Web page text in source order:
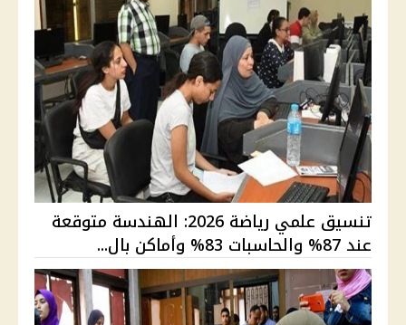
تنسيق علمي رياضة 2026: الهندسة متوقعة
عند 87% والحاسبات 83% وأماكن بال...